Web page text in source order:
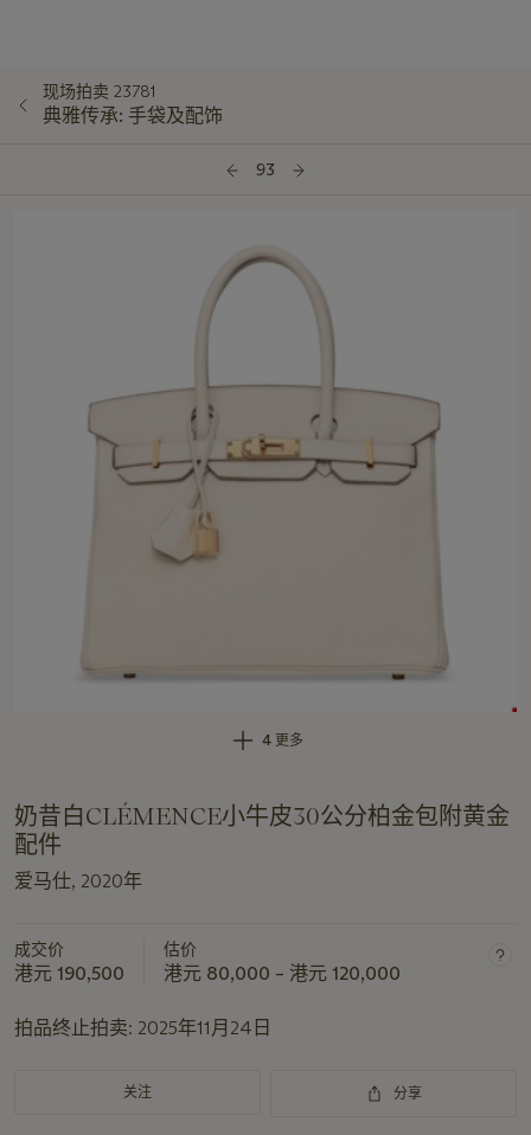
现场拍卖 23781
典雅传承: 手袋及配饰
93
4 更多
奶昔白CLÉMENCE小牛皮30公分柏金包附黄金
配件
爱马仕, 2020年
成交价
港元 190,500
估价
港元 80,000 – 港元 120,000
拍品终止拍卖: 2025年11月24日
关注 分享